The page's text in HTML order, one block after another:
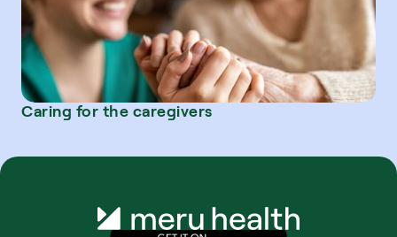
Caring for the caregivers